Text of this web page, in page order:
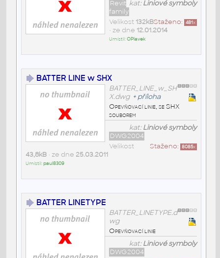
kat:Liniové symboly
Revit
family
Staženo: 481x
Velikost 132kB
• ze dne 12.01.2014
Umístil:OPlavek
BATTER LINE w SHX
BATTER_LINE_w_SH
X.dwg + příloha
Opevňovací linie, se SHX
souborem
kat:Liniové symboly
DWG2004
Staženo: 8085x
Velikost
43,8kB• ze dne 25.03.2011
Umístil:paul8309
BATTER LINETYPE
BATTER_LINETYPE.d
wg
Opevňovací linie
kat:Liniové symboly
DWG2004